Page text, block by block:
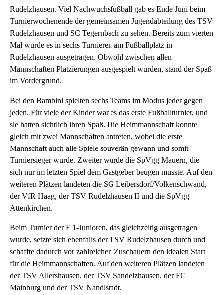
Rudelzhausen. Viel Nachwuchsfußball gab es Ende Juni beim
Turnierwochenende der gemeinsamen Jugendabteilung des TSV
Rudelzhausen und SC Tegernbach zu sehen. Bereits zum vierten
Mal wurde es in sechs Turnieren am Fußballplatz in
Rudelzhausen ausgetragen. Obwohl zwischen allen
Mannschaften Platzierungen ausgespielt wurden, stand der Spaß
im Vordergrund.
Bei den Bambini spielten sechs Teams im Modus jeder gegen
jeden. Für viele der Kinder war es das erste Fußballturnier, und
sie hatten sichtlich ihren Spaß. Die Heimmannschaft konnte
gleich mit zwei Mannschaften antreten, wobei die erste
Mannschaft auch alle Spiele souverän gewann und somit
Turniersieger wurde. Zweiter wurde die SpVgg Mauern, die
sich nur im letzten Spiel dem Gastgeber beugen musste. Auf den
weiteren Plätzen landeten die SG Leibersdorf/Volkenschwand,
der VfR Haag, der TSV Rudelzhausen II und die SpVgg
Attenkirchen.
Beim Turnier der F 1-Junioren, das gleichzeitig ausgetragen
wurde, setzte sich ebenfalls der TSV Rudelzhausen durch und
schaffte dadurch vor zahlreichen Zuschauern den idealen Start
für die Heimmannschaften. Auf den weiteren Plätzen landeten
der TSV Allershausen, der TSV Sandelzhausen, der FC
Mainburg und der TSV Nandlstadt.